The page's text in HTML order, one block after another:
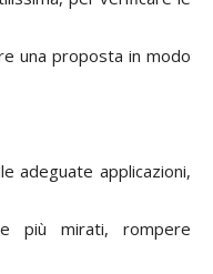
una proposta in modo
adeguate applicazioni,
più mirati, rompere